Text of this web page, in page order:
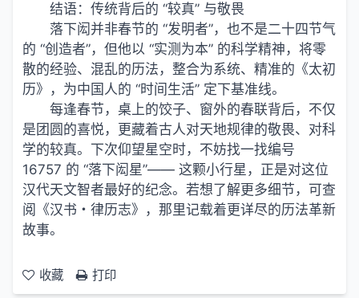
结语：传统背后的 “较真” 与敬畏
落下闳并非春节的 “发明者”，也不是二十四节气
的 “创造者”，但他以 “实测为本” 的科学精神，将零
散的经验、混乱的历法，整合为系统、精准的《太初
历》，为中国人的 “时间生活” 定下基准线。
每逢春节，桌上的饺子、窗外的春联背后，不仅
是团圆的喜悦，更藏着古人对天地规律的敬畏、对科
学的较真。下次仰望星空时，不妨找一找编号
16757 的 “落下闳星”—— 这颗小行星，正是对这位
汉代天文智者最好的纪念。若想了解更多细节，可查
阅《汉书・律历志》，那里记载着更详尽的历法革新
故事。
收藏 打印